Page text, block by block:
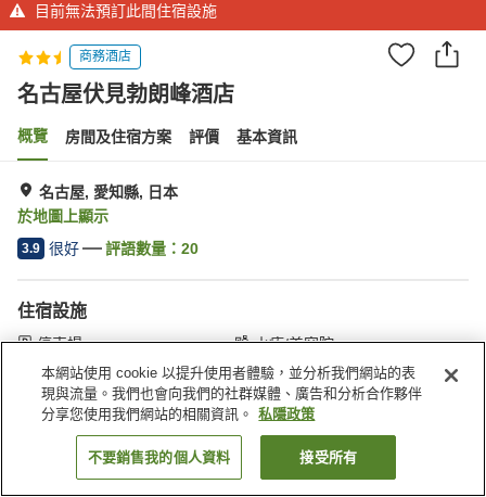
目前無法預訂此間住宿設施
商務酒店
名古屋伏見勃朗峰酒店
概覽 房間及住宿方案 評價 基本資訊
名古屋, 愛知縣, 日本
於地圖上顯示
3.9 很好 評語數量： 20
住宿設施
停車場
水療/美容院
餐廳
咖啡廳
主頁 日本 愛知縣 名古屋 名古屋伏見勃朗峰酒店
找客房
本網站使用 cookie 以提升使用者體驗，並分析我們網站的表
現與流量。我們也會向我們的社群媒體、廣告和分析合作夥伴
分享您使用我們網站的相關資訊。
私隱政策
不要銷售我的個人資料 接受所有